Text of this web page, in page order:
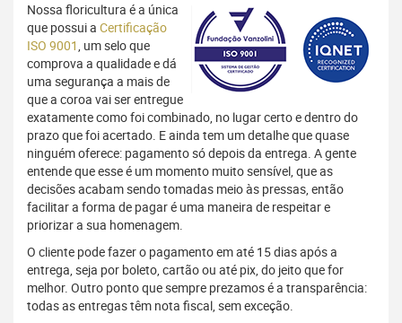
Nossa floricultura é a única
que possui a Certificação
ISO 9001, um selo que
comprova a qualidade e dá
uma segurança a mais de
que a coroa vai ser entregue
exatamente como foi combinado, no lugar certo e dentro do
prazo que foi acertado. E ainda tem um detalhe que quase
ninguém oferece: pagamento só depois da entrega. A gente
entende que esse é um momento muito sensível, que as
decisões acabam sendo tomadas meio às pressas, então
facilitar a forma de pagar é uma maneira de respeitar e
priorizar a sua homenagem.
O cliente pode fazer o pagamento em até 15 dias após a
entrega, seja por boleto, cartão ou até pix, do jeito que for
melhor. Outro ponto que sempre prezamos é a transparência:
todas as entregas têm nota fiscal, sem exceção.